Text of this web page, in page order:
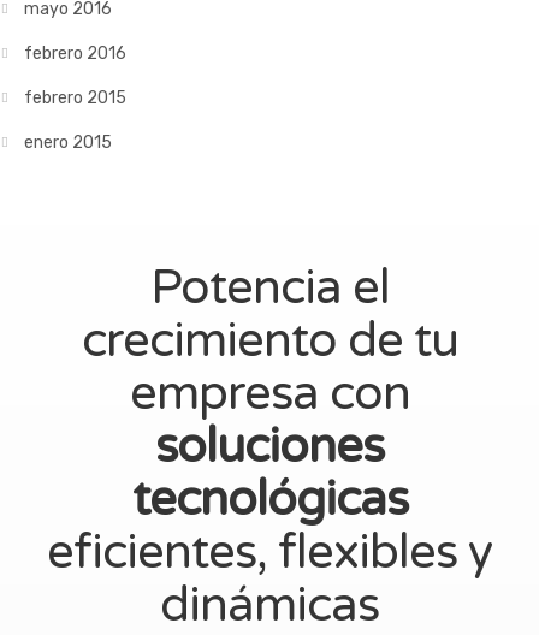
mayo 2016
febrero 2016
febrero 2015
enero 2015
Potencia el
crecimiento de tu
empresa con
soluciones
tecnológicas
eficientes, flexibles y
dinámicas